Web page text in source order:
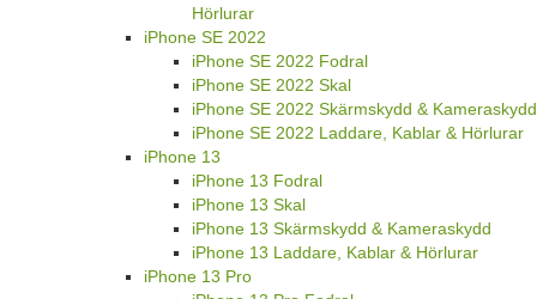
Hörlurar
iPhone SE 2022
iPhone SE 2022 Fodral
iPhone SE 2022 Skal
iPhone SE 2022 Skärmskydd & Kameraskydd
iPhone SE 2022 Laddare, Kablar & Hörlurar
iPhone 13
iPhone 13 Fodral
iPhone 13 Skal
iPhone 13 Skärmskydd & Kameraskydd
iPhone 13 Laddare, Kablar & Hörlurar
iPhone 13 Pro